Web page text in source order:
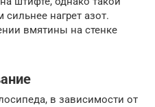
сильнее нагрет азот.
вмятины на стенке
в зависимости от